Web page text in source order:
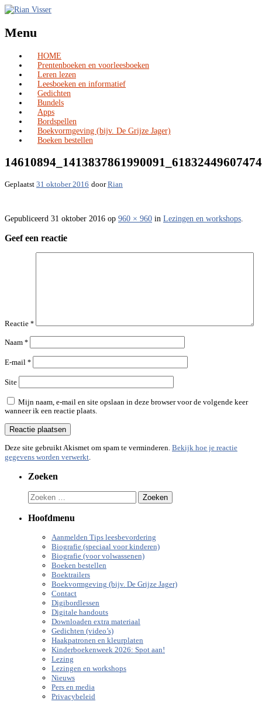
Menu
Skip
to
content
HOME
Prentenboeken en voorleesboeken
Leren lezen
Leesboeken en informatief
Gedichten
Bundels
Apps
Bordspellen
Boekvormgeving (bijv. De Grijze Jager)
Boeken bestellen
Geplaatst 31 oktober 2016 doorRian
Gepubliceerd 31 oktober 2016 op 960 × 960 in Lezingen en workshops
Geef een reactie
Reactie *
Naam *
E-mail *
Site
Mijn naam, e-mail en site opslaan in deze browser voor de volgende keer
wanneer ik een reactie plaats.
Deze site gebruikt Akismet om spam te verminderen. Bekijk hoe je reactie
gegevens worden verwerkt.
Zoeken
Zoeken
naar:
Hoofdmenu
Aanmelden Tips leesbevordering
Biografie (speciaal voor kinderen)
Biografie (voor volwassenen)
Boeken bestellen
Boektrailers
Boekvormgeving (bijv. De Grijze Jager)
Contact
Digibordlessen
Digitale handouts
Downloaden extra materiaal
Gedichten (video’s)
Haakpatronen en kleurplaten
Kinderboekenweek 2026: Spot aan!
Lezing
Lezingen en workshops
Nieuws
Pers en media
Privacybeleid